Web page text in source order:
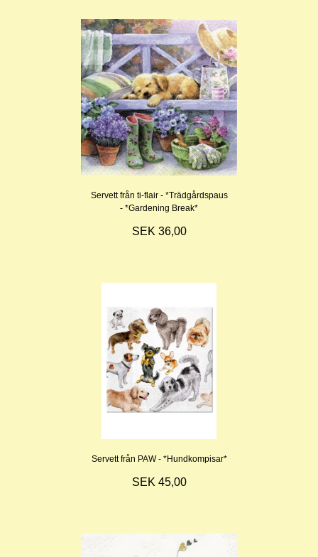
Servett från ti-flair - *Trädgårdspaus
- *Gardening Break*
SEK 36,00
Servett från PAW - *Hundkompisar*
SEK 45,00